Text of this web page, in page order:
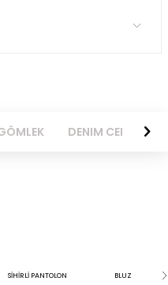
DENIM CEKET
SİHİRLİ PANTOLON BLUZ